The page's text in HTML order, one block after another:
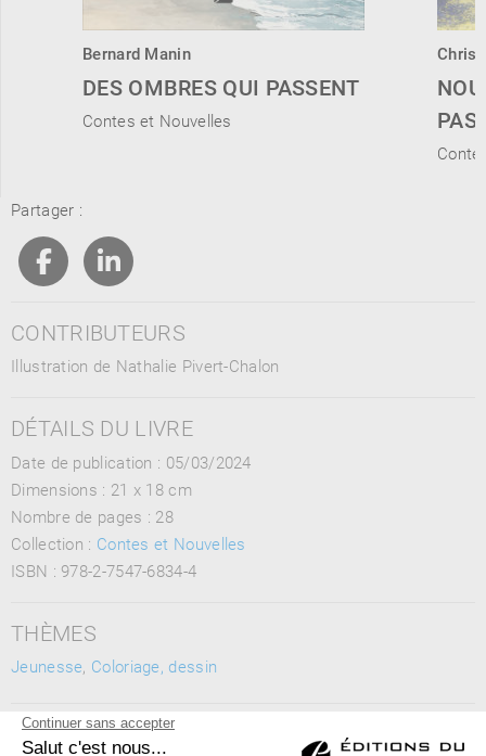
Bernard Manin
DES OMBRES QUI PASSENT
Contes et Nouvelles
Partager :
CONTRIBUTEURS
Illustration de Nathalie Pivert-Chalon
DÉTAILS DU LIVRE
Date de publication : 05/03/2024
Dimensions : 21 x 18 cm
Nombre de pages : 28
Collection : Contes et Nouvelles
ISBN : 978-2-7547-6834-4
THÈMES
Jeunesse, Coloriage, dessin
MOTS CLÉS